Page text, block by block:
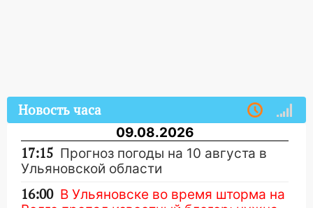
Новость часа
09.08.2026
17:15 Прогноз погоды на 10 августа в
Ульяновской области
16:00 В Ульяновске во время шторма на